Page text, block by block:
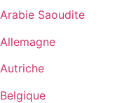
Arabie Saoudite
Allemagne
Autriche
Belgique